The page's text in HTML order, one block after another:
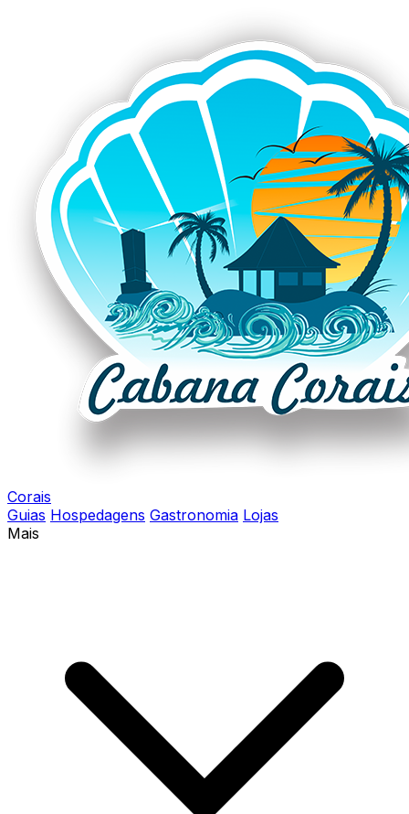
Corais
Guias Hospedagens Gastronomia Lojas
Mais